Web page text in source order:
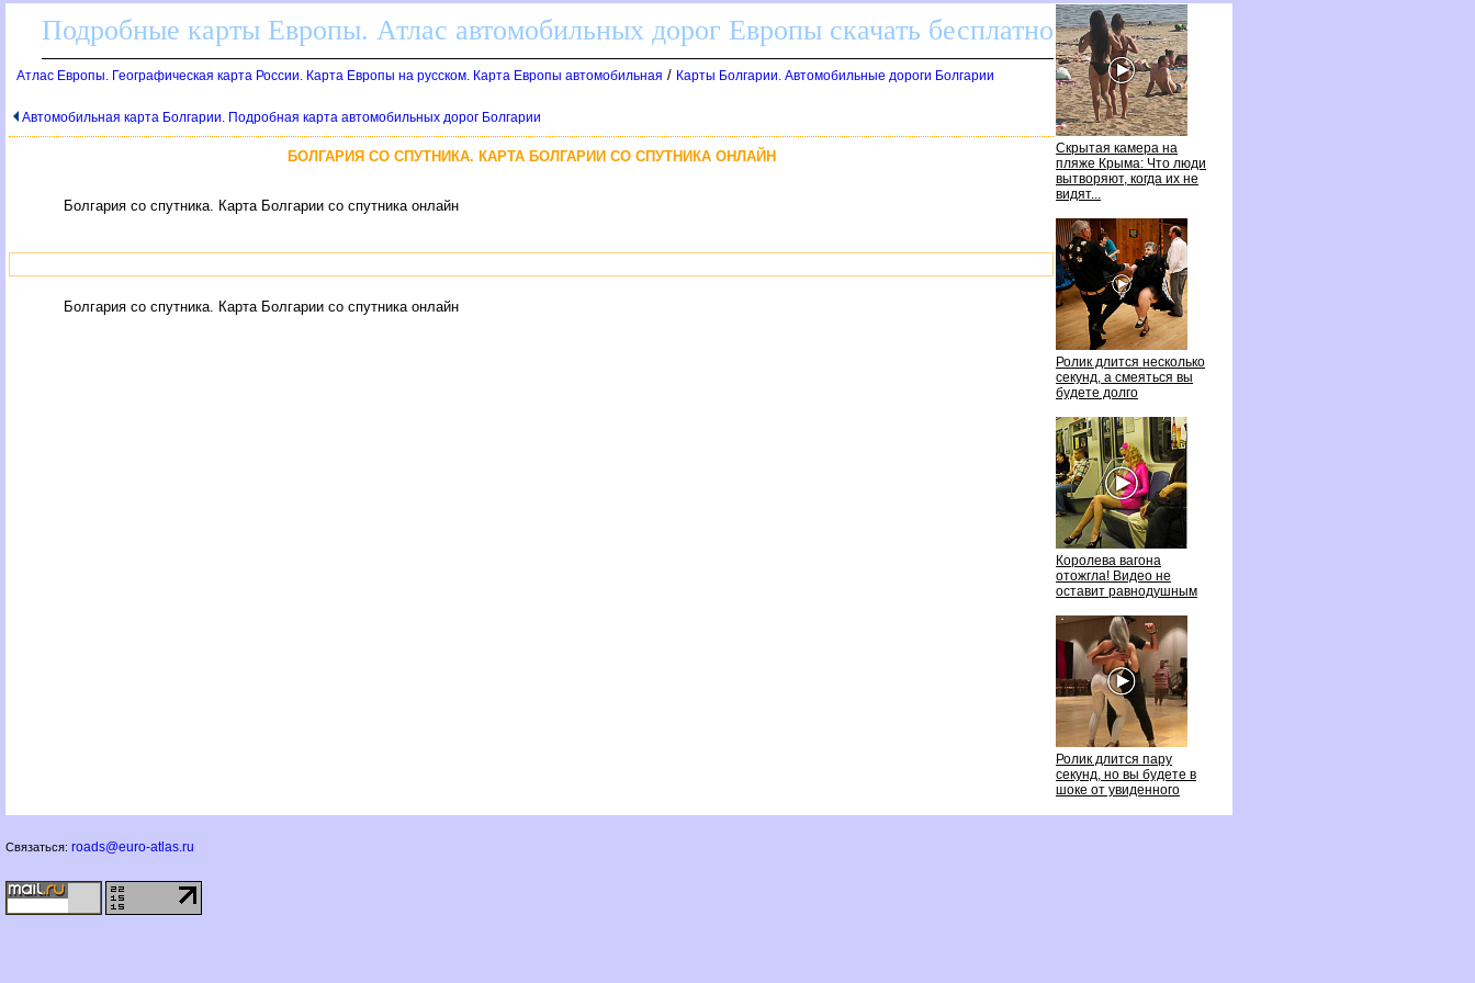
Скрытая камера на
пляже Крыма: Что люди
ытворяют, когда их не
идят...
Ролик длится несколько
секунд, а смеяться вы
удете долго
Королева вагона
отожгла! Видео не
оставит равнодушным
Ролик длится пару
секунд, но вы будете
шоке от увиденного
Подробные карты Европы. Атлас автомобильных дорог Европы скачать бесплатно
Атлас Европы. Географическая карта России. Карта Европы на русском. Карта Европы автомобильная / Карты Болгарии. Автомобильные дороги Болгарии
Автомобильная карта Болгарии. Подробная карта автомобильных дорог Болгарии
БОЛГАРИЯ СО СПУТНИКА. КАРТА БОЛГАРИИ СО СПУТНИКА ОНЛАЙН
Болгария со спутника. Карта Болгарии со спутника онлайн
Болгария со спутника. Карта Болгарии со спутника онлайн
Связаться: roads@euro-atlas.ru